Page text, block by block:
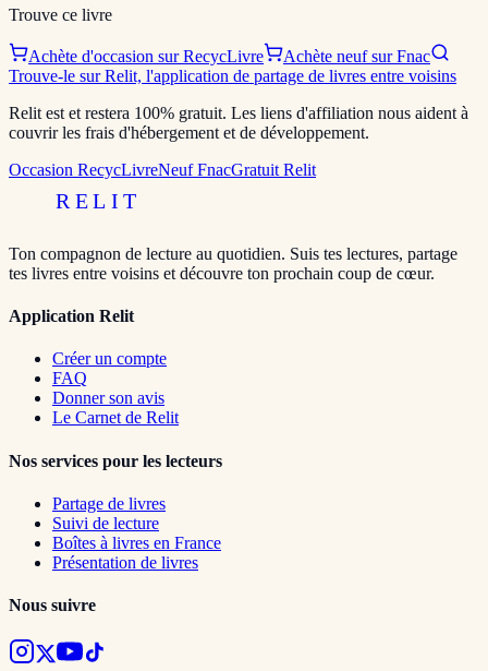
Trouve ce livre
Achète d'occasion sur RecycLivre
Achète neuf sur Fnac
Trouve-le sur Relit, l'application de partage de livres entre voisins
Relit est et restera 100% gratuit. Les liens d'affiliation nous aident à
couvrir les frais d'hébergement et de développement.
Occasion RecycLivreNeuf FnacGratuit Relit
RELIT
Ton compagnon de lecture au quotidien. Suis tes lectures, partage
tes livres entre voisins et découvre ton prochain coup de cœur.
Application Relit
Créer un compte
FAQ
Donner son avis
Le Carnet de Relit
Nos services pour les lecteurs
Partage de livres
Suivi de lecture
Boîtes à livres en France
Présentation de livres
Nous suivre